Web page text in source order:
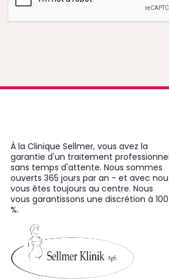
À la Clinique Sellmer, vous avez la
garantie d'un traitement professionnel
sans temps d'attente. Nous sommes
ouverts 365 jours par an - et avec
vous êtes toujours au centre. Nous
vous garantissons une discrétion à 100
%.